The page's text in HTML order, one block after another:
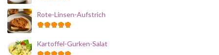
Rote-Linsen-Aufstrich
Kartoffel-Gurken-Salat